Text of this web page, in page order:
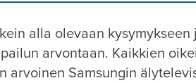
alla olevaan
arvontaan. Kaikkien
arvoinen Samsungin